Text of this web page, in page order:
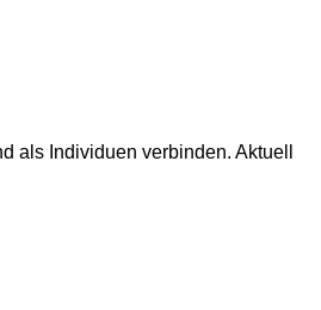
als Individuen verbinden. Aktuell